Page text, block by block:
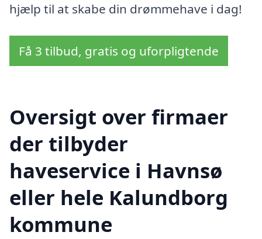
hjælp til at skabe din drømmehave i dag!
Få 3 tilbud, gratis og uforpligtende
Oversigt over firmaer
der tilbyder
haveservice i Havnsø
eller hele Kalundborg
kommune